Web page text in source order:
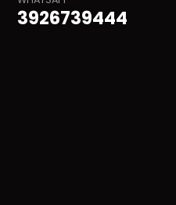
3926739444